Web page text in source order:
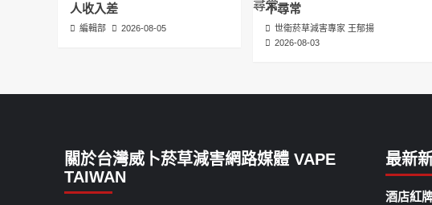
人收入差
編輯部 2026-08-05
不尋常
世衛菸草減害專家 王郁揚
2026-08-03
關於台灣威卜菸草減害網路媒體 VAPE
TAIWAN
最新
酒店紅